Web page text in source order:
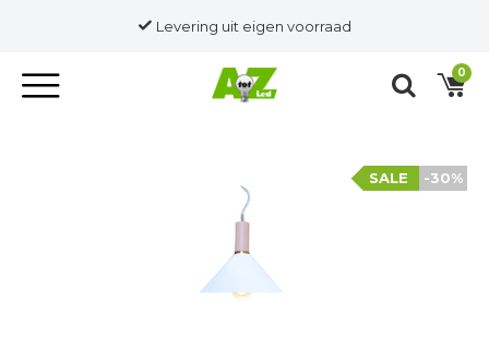
Levering uit eigen voorraad
0
-30%
SALE